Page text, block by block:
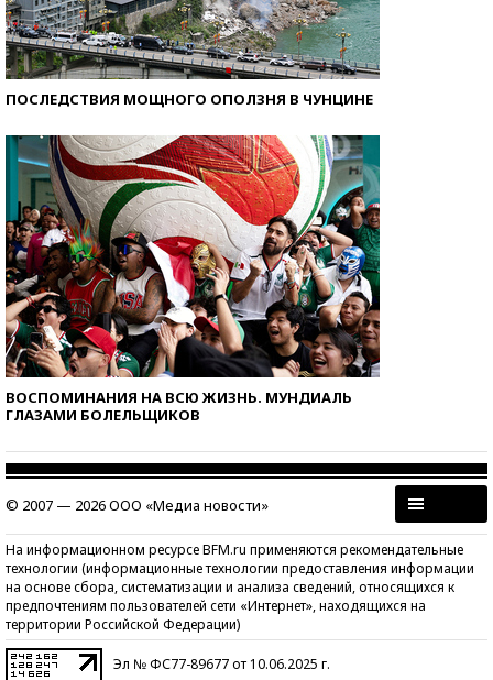
ПОСЛЕДСТВИЯ МОЩНОГО ОПОЛЗНЯ В ЧУНЦИНЕ
ВОСПОМИНАНИЯ НА ВСЮ ЖИЗНЬ. МУНДИАЛЬ
ГЛАЗАМИ БОЛЕЛЬЩИКОВ
© 2007 — 2026 ООО «Медиа новости»
На информационном ресурсе BFM.ru применяются рекомендательные
технологии (информационные технологии предоставления информации
на основе сбора, систематизации и анализа сведений, относящихся к
предпочтениям пользователей сети «Интернет», находящихся на
территории Российской Федерации)
Эл № ФС77-89677 от 10.06.2025 г.